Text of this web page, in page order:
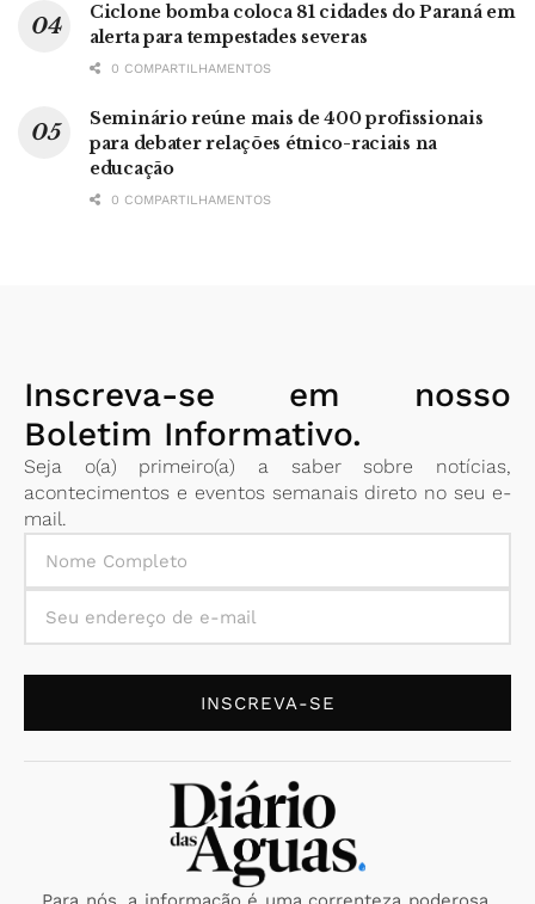
Ciclone bomba coloca 81 cidades do Paraná em
alerta para tempestades severas
0 COMPARTILHAMENTOS
Seminário reúne mais de 400 profissionais
para debater relações étnico-raciais na
educação
0 COMPARTILHAMENTOS
Inscreva-se em nosso
Boletim Informativo.
Seja o(a) primeiro(a) a saber sobre notícias,
acontecimentos e eventos semanais direto no seu e-
mail.
INSCREVA-SE